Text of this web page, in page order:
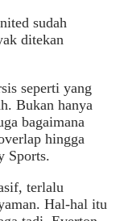
sudah
ditekan
seperti yang
Bukan hanya
bagaimana
hingga
Sports.
terlalu
Hal-hal itu